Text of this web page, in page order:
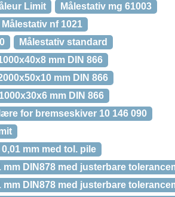
Limit
Målestativ mg 61003
Målestativ nf 1021
Målestativ standard
mm DIN 866
mm DIN 866
mm DIN 866
for bremseskiver 10 146 090
mm med tol. pile
mm DIN878 med justerbare
mm DIN878 med justerbare